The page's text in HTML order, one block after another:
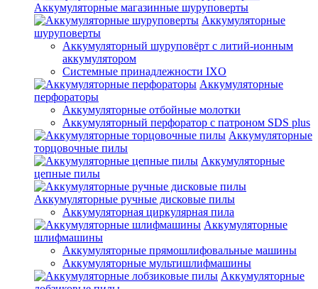
Аккумуляторные магазинные шуруповерты
Аккумуляторные
шуруповерты
Аккумуляторный шуруповёрт с литий-ионным
аккумулятором
Системные принадлежности IXO
Аккумуляторные
перфораторы
Аккумуляторные отбойные молотки
Аккумуляторный перфоратор с патроном SDS plus
Аккумуляторные
торцовочные пилы
Аккумуляторные
цепные пилы
Аккумуляторные ручные дисковые пилы
Аккумуляторная циркулярная пила
Аккумуляторные
шлифмашины
Аккумуляторные прямошлифовальные машины
Аккумуляторные мультишлифмашины
Аккумуляторные